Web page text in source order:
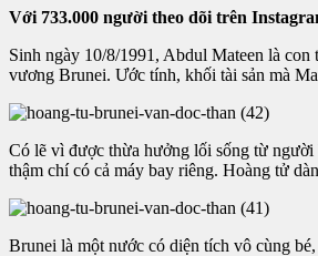
Với 733.000 người theo dõi trên
Sinh ngày 10/8/1991, Abdul Mateen là
vương Brunei. Ước tính, khối tài sản mà
Có lẽ vì được thừa hưởng lối sống từ người
thậm chí có cả máy bay riêng. Hoàng tử
Brunei là một nước có diện tích vô cùng